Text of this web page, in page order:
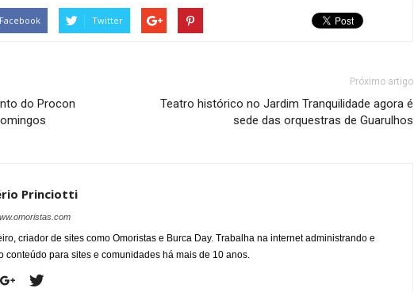
Foto: Fabio Nunes Teixeira/PMG
Facebook Twitter
do Procon
Próximo artigo
Teatro histórico no Jardim Tranquilidade agora é
sede das orquestras de Guarulhos
Princiotti
criador de sites como Omoristas e Burca Day. Trabalha na internet administrando e
conteúdo para sites e comunidades há mais de 10 anos.